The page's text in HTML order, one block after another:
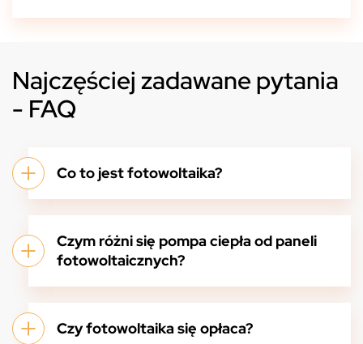
Najczęściej zadawane pytania
- FAQ
Co to jest fotowoltaika?
Czym różni się pompa ciepła od paneli
fotowoltaicznych?
Czy fotowoltaika się opłaca?